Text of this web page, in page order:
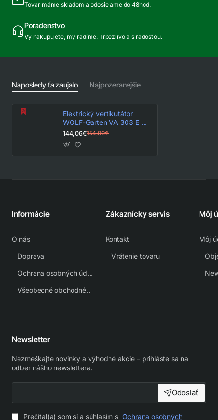
Tovar máme skladom a odosielame do 48hod.
Poradenstvo
Vy nakupujete, my radíme. Trpezlivo a s radosťou.
Naposledy ťa zaujalo Najpozeranejšie
Elektrický vertikutátor
WOLF-Garten VA 303 E #
30CM 1300W
144,06€154,90€
Informácie
O nás
Doprava
Ochrana osobných údajov
Všeobecné obchodné podmienky
Zákaznícky servis
Kontakt
Vrátenie tovaru
Môj
Môj
Newsletter
Nezmeškajte novinky a výhodné akcie – prihláste sa na
odber nášho newslettera.
Odoslať
Prečítal(a) som si a súhlasím s Ochrana osobných